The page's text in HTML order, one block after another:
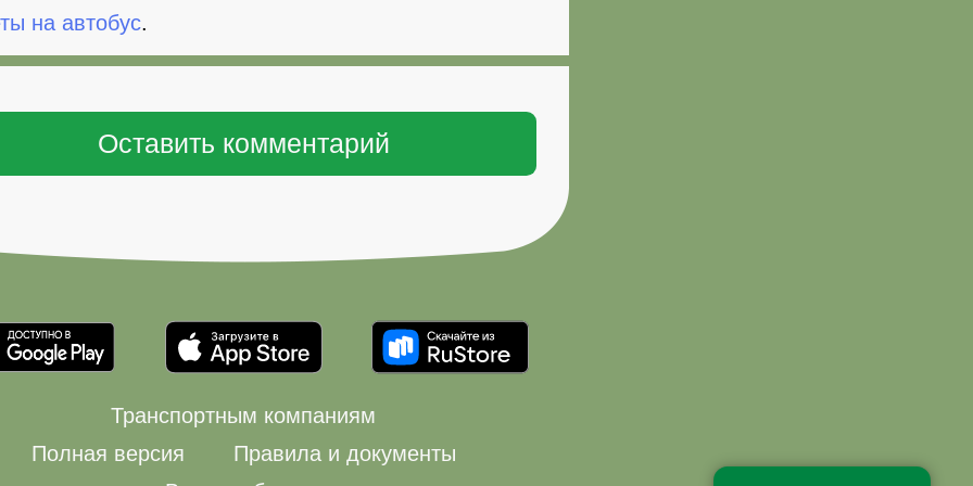
на автобус.
Транспортным компаниям
Полная версия
Правила и документы